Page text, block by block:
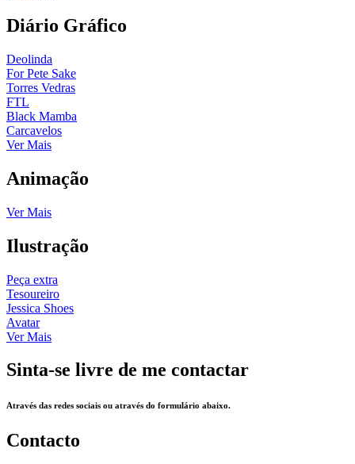
Diário Gráfico
Deolinda
For Pete Sake
Torres Vedras
FTL
Black Mamba
Carcavelos
Ver Mais
Animação
Ver Mais
Ilustração
Peça extra
Tesoureiro
Jessica Shoes
Avatar
Ver Mais
Sinta-se livre de me contactar
Através das redes sociais ou através do formulário abaixo.
Contacto